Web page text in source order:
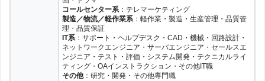
コールセンター系：テレマーケティング
製造／物流／軽作業系：軽作業・製造・生産管理・品質管
理・品質保証
IT系：サポート・ヘルプデスク・CAD・機械・回路設計・
ネットワークエンジニア・サーバエンジニア・セールスエ
ンジニア・テスト・評価・システム開発・テクニカルライ
ティング・OAインストラクション・その他IT職
その他：研究・開発・その他専門職